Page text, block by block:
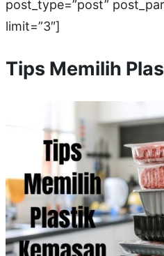
post_type=”post”
limit=”3″]
Tips Memilih